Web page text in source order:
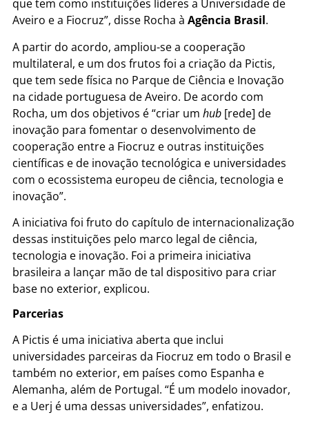
que tem como instituições líderes a Universidade de
Aveiro e a Fiocruz”, disse Rocha à Agência Brasil.
A partir do acordo, ampliou-se a cooperação
multilateral, e um dos frutos foi a criação da Pictis,
que tem sede física no Parque de Ciência e Inovação
na cidade portuguesa de Aveiro. De acordo com
Rocha, um dos objetivos é “criar um hub [rede] de
inovação para fomentar o desenvolvimento de
cooperação entre a Fiocruz e outras instituições
científicas e de inovação tecnológica e universidades
com o ecossistema europeu de ciência, tecnologia e
inovação”.
A iniciativa foi fruto do capítulo de internacionalização
dessas instituições pelo marco legal de ciência,
tecnologia e inovação. Foi a primeira iniciativa
brasileira a lançar mão de tal dispositivo para criar
base no exterior, explicou.
Parcerias
A Pictis é uma iniciativa aberta que inclui
universidades parceiras da Fiocruz em todo o Brasil e
também no exterior, em países como Espanha e
Alemanha, além de Portugal. “É um modelo inovador,
e a Uerj é uma dessas universidades”, enfatizou.